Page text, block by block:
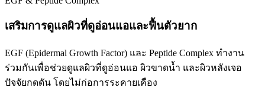
เสริมการดูแลผิวที่ดูอ่อนแอและฟื้นตัวยาก
EGF (Epidermal Growth Factor) และ Peptide Complex ทำงาน
ร่วมกันเพื่อช่วยดูแลผิวที่ดูอ่อนแอ ผิวขาดน้ำ และผิวหลังเจอ
ปัจจัยกดดัน โดยไม่ก่อการระคายเคือง